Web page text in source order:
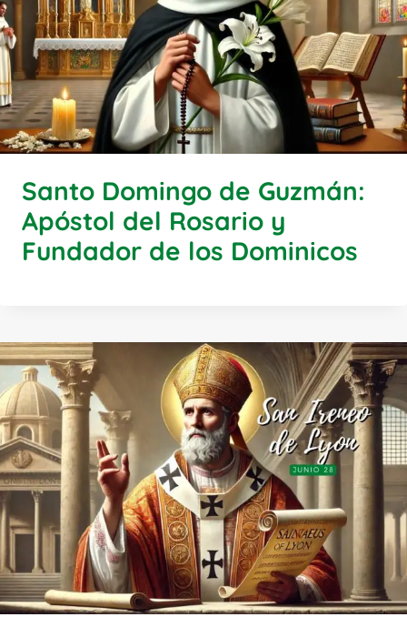
Santo Domingo de Guzmán:
Apóstol del Rosario y
Fundador de los Dominicos